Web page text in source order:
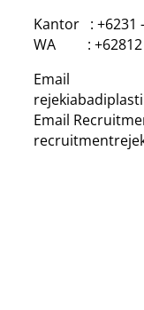
Kantor : +6231
WA : +62812
Email